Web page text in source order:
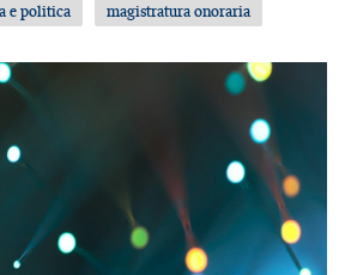
e politica
magistratura onoraria